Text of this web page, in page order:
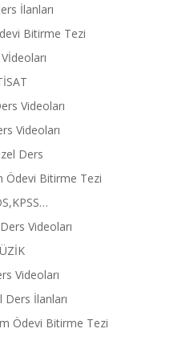
İlanları
Bitirme Tezi
Videoları
Videoları
Ders
Ödevi Bitirme Tezi
Videoları
Videoları
Ders İlanları
Ödevi Bitirme Tezi